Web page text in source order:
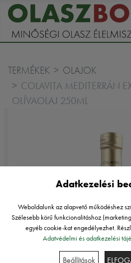
TERMÉKEK OLAJOK
COLAVITA MEDITERRÁN
OLÍVAOLAJ 250ML
Adatkezelési
Weboldalunk az alapvető működéshez
Szélesebb körű funkcionalitáshoz
egyéb cookie-kat engedélyezhet.
Adatvédelmi és adatkezelési
Beállítások